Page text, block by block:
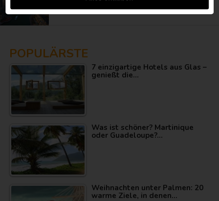
Dubai für 239€!
POPULÄRSTE
7 einzigartige Hotels aus Glas –
genießt die…
Was ist schöner? Martinique
oder Guadeloupe?…
Weihnachten unter Palmen: 20
warme Ziele, in denen…